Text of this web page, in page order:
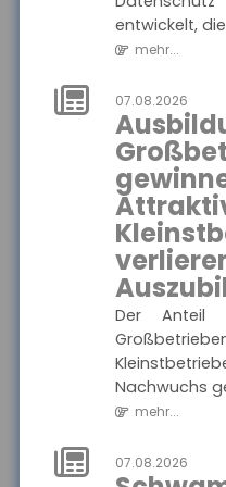
entwickelt, die
mehr...
07.08.2026
Der Anteil
Nachwuchs
mehr...
07.08.2026
Ausgewählte Produkte
Hier finden
des